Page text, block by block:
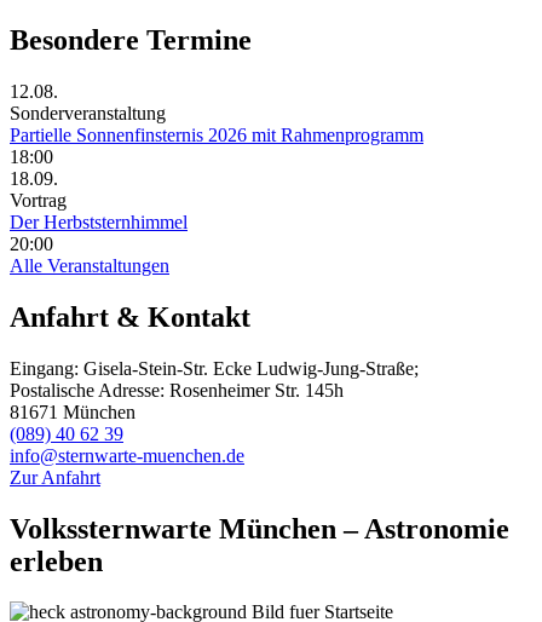
Besondere Termine
12.08.
Sonderveranstaltung
Partielle Sonnenfinsternis 2026 mit Rahmenprogramm
18:00
18.09.
Vortrag
Der Herbststernhimmel
20:00
Alle Veranstaltungen
Anfahrt & Kontakt
Eingang: Gisela-Stein-Str. Ecke Ludwig-Jung-Straße;
Postalische Adresse: Rosenheimer Str. 145h
81671 München
(089) 40 62 39
info@sternwarte-muenchen.de
Zur Anfahrt
Volkssternwarte München – Astronomie
erleben